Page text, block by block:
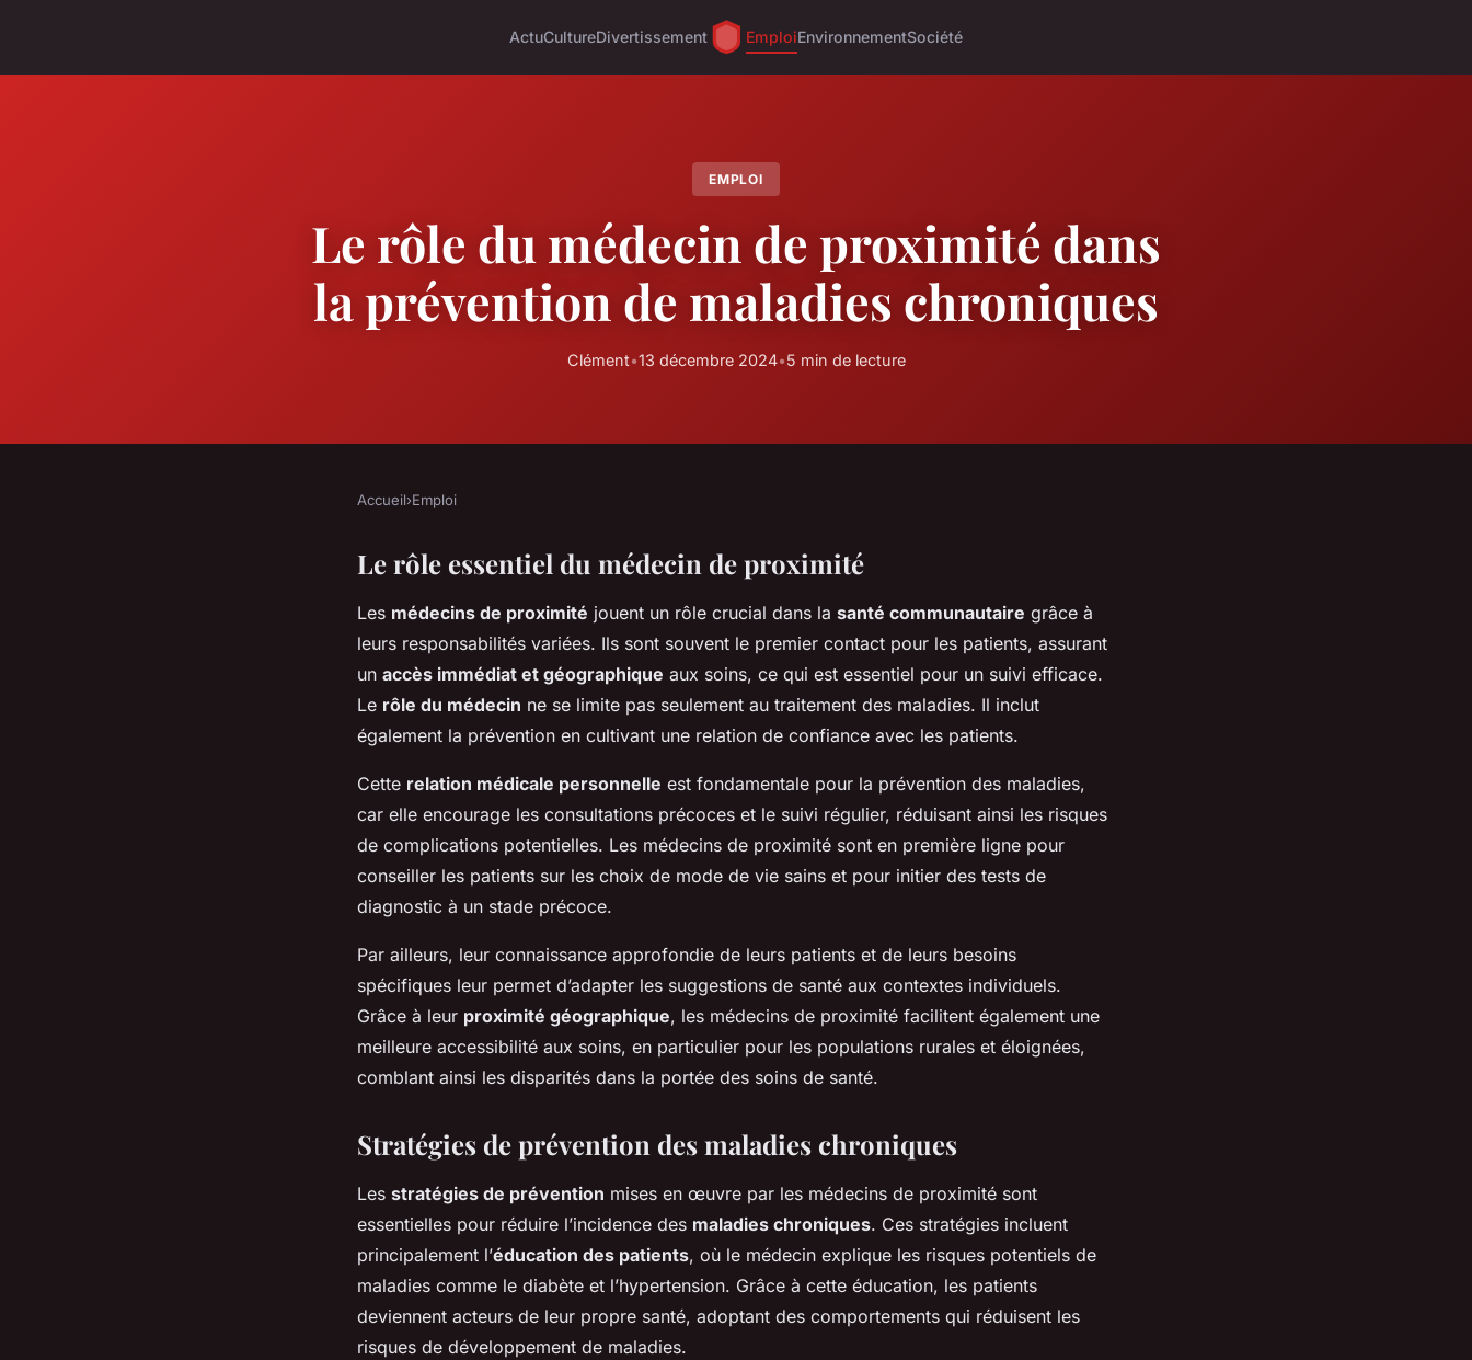
ActuCultureDivertissement EmploiEnvironnementSociété
EMPLOI
Le rôle du médecin de proximité dans
la prévention de maladies chroniques
Clément•13 décembre 2024•5 min de lecture
Accueil›Emploi
Le rôle essentiel du médecin de proximité
Les médecins de proximité jouent un rôle crucial dans la santé communautaire grâce à
leurs responsabilités variées. Ils sont souvent le premier contact pour les patients, assurant
un accès immédiat et géographique aux soins, ce qui est essentiel pour un suivi efficace.
Le rôle du médecin ne se limite pas seulement au traitement des maladies. Il inclut
également la prévention en cultivant une relation de confiance avec les patients.
Cette relation médicale personnelle est fondamentale pour la prévention des maladies,
car elle encourage les consultations précoces et le suivi régulier, réduisant ainsi les risques
de complications potentielles. Les médecins de proximité sont en première ligne pour
conseiller les patients sur les choix de mode de vie sains et pour initier des tests de
diagnostic à un stade précoce.
Par ailleurs, leur connaissance approfondie de leurs patients et de leurs besoins
spécifiques leur permet d’adapter les suggestions de santé aux contextes individuels.
Grâce à leur proximité géographique, les médecins de proximité facilitent également une
meilleure accessibilité aux soins, en particulier pour les populations rurales et éloignées,
comblant ainsi les disparités dans la portée des soins de santé.
Stratégies de prévention des maladies chroniques
Les stratégies de prévention mises en œuvre par les médecins de proximité sont
essentielles pour réduire l’incidence des maladies chroniques. Ces stratégies incluent
principalement l’éducation des patients, où le médecin explique les risques potentiels de
maladies comme le diabète et l’hypertension. Grâce à cette éducation, les patients
deviennent acteurs de leur propre santé, adoptant des comportements qui réduisent les
risques de développement de maladies.